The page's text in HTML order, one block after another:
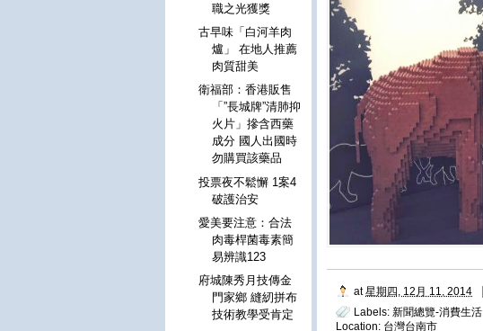
at 星期四, 12月 11, 2014
Labels: 新聞總覽-消費生活
Location: 台灣台南市
職之光獲獎
古早味「白河羊肉
爐」 在地人推薦
肉質甜美
衛福部：香港販售
「”長城牌”清肺抑
火片」摻含西藥
成分 國人出國時
勿購買該藥品
投票夜不鬆懈 1案4
破護治安
愛美要注意：合法
肉毒桿菌毒素簡
易辨識123
府城陳秀月技傳金
門家鄉 縫紉拼布
技術教學受肯定